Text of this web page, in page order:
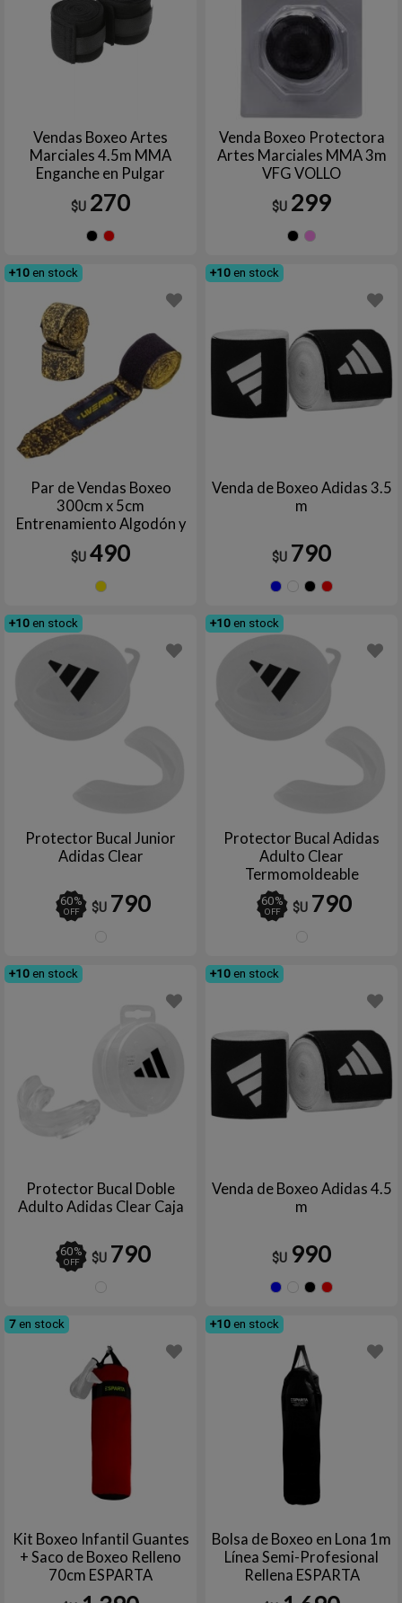
Vendas Boxeo Artes
Marciales 4.5m MMA
Enganche en Pulgar
$U 270
Venda Boxeo Protectora
Artes Marciales MMA 3m
VFG VOLLO
$U 299
+10 en stock
Par de Vendas Boxeo
300cm x 5cm
Entrenamiento Algodón y
Spandex LIVEPRO
$U 490
+10 en stock
Venda de Boxeo Adidas 3.5
m
$U 790
+10 en stock
Protector Bucal Junior
Adidas Clear
60%
OFF $U 790
+10 en stock
Protector Bucal Adidas
Adulto Clear
Termomoldeable
60%
OFF $U 790
+10 en stock
Protector Bucal Doble
Adulto Adidas Clear Caja
60%
OFF $U 790
+10 en stock
Venda de Boxeo Adidas 4.5
m
$U 990
7 en stock
Kit Boxeo Infantil Guantes
+ Saco de Boxeo Relleno
70cm ESPARTA
+10 en stock
Bolsa de Boxeo en Lona 1m
Línea Semi-Profesional
Rellena ESPARTA